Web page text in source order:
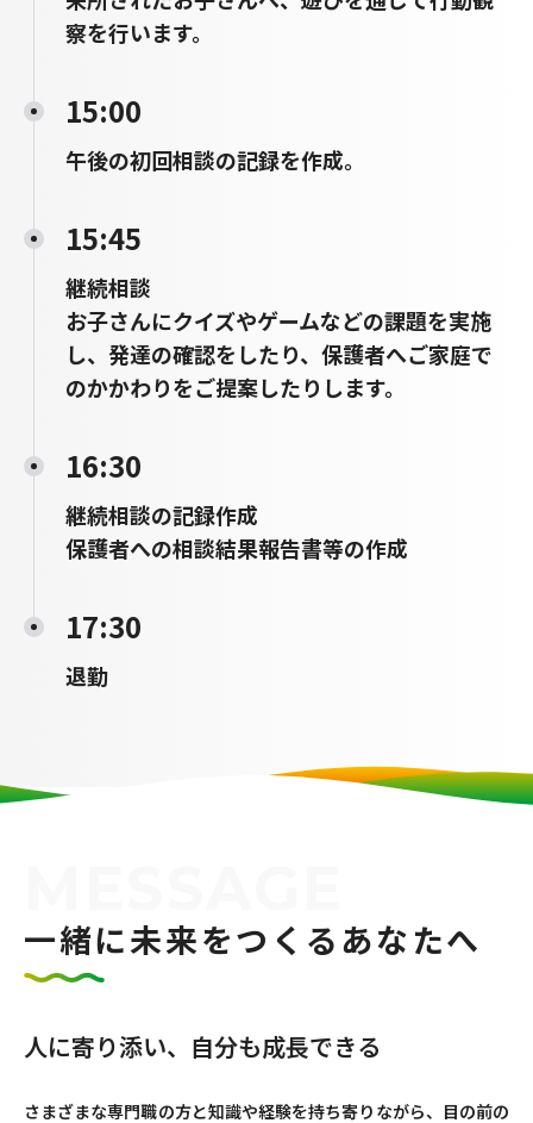
察を行います。
15:00
午後の初回相談の記録を作成。
15:45
継続相談
お子さんにクイズやゲームなどの課題を実施
し、発達の確認をしたり、保護者へご家庭で
のかかわりをご提案したりします。
16:30
継続相談の記録作成
保護者への相談結果報告書等の作成
17:30
退勤
一緒に未来をつくるあなたへ
人に寄り添い、自分も成長できる
さまざまな専門職の方と知識や経験を持ち寄りながら、目の前の